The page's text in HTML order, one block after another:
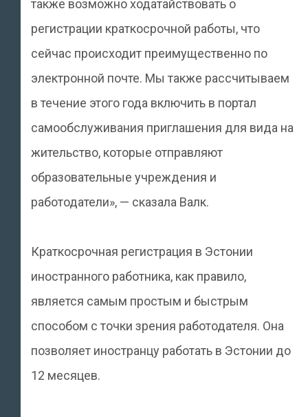
также возможно ходатайствовать о
регистрации краткосрочной работы, что
сейчас происходит преимущественно по
электронной почте. Мы также рассчитываем
в течение этого года включить в портал
самообслуживания приглашения для вида на
жительство, которые отправляют
образовательные учреждения и
работодатели», — сказала Валк.
Краткосрочная регистрация в Эстонии
иностранного работника, как правило,
является самым простым и быстрым
способом с точки зрения работодателя. Она
позволяет иностранцу работать в Эстонии до
12 месяцев.